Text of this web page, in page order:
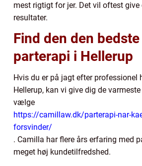
mest rigtigt for jer. Det vil oftest give
resultater.
Find den den bedste
parterapi i Hellerup
Hvis du er på jagt efter
Hellerup, kan vi give dig de
vælge
https://camillaw.dk/parterapi-nar-
forsvinder/
. Camilla har flere års erfaring med
meget høj kundetilfredshed.